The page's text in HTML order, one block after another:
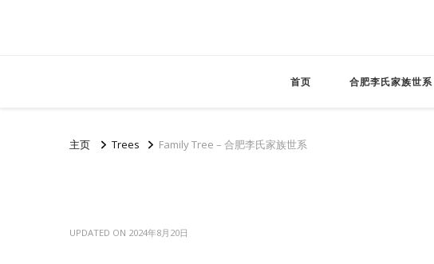
首页 合肥李氏家族世系
主页 Trees Family Tree – 合肥李氏家族世系
UPDATED ON 2024年8月20日